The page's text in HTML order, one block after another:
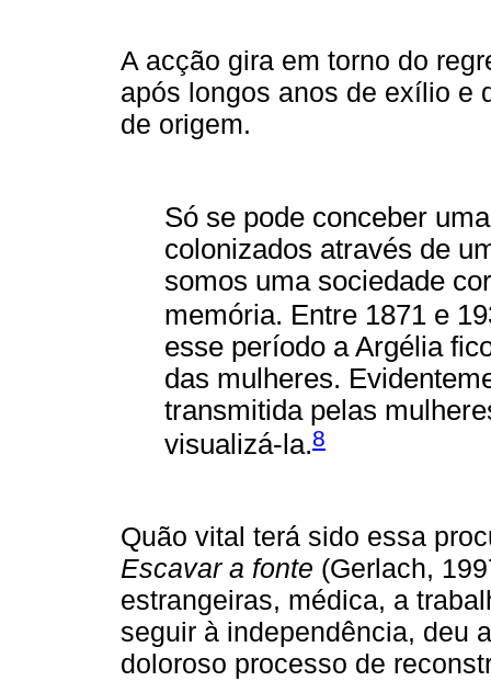
A acção gira em torno do
após longos anos de exílio e
de origem.
Só se pode conceber
colonizados através de
somos uma sociedade
memória. Entre 1871 e
esse período a Argélia
das mulheres.
transmitida pelas
visualizá­‑la.8
Quão vital terá sido essa
Escavar a fonte (Gerlach,
estrangeiras, médica, a
seguir à independência, deu
doloroso processo de